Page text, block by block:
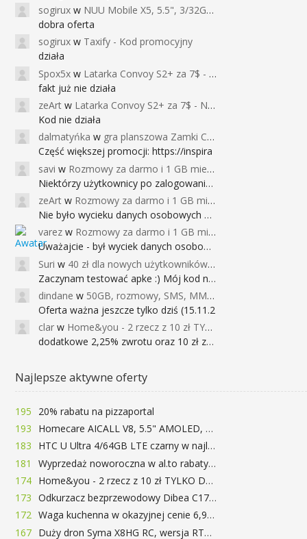
sogirux w NUU Mobile X5, 5.5", 3/32GB, czujnik linii papilarnych, 2950mAh, aparat 13MP za 267zł - Banggood
dobra oferta
sogirux w Taxify - Kod promocyjny
działa
Spox5x w Latarka Convoy S2+ za 7$ - Najniższa cena od 2017r
fakt już nie działa
zeArt w Latarka Convoy S2+ za 7$ - Najniższa cena od 2017r
Kod nie działa
dalmatyńka w gra planszowa Zamki Caladale za 39zł
Część większej promocji: https://inspira
savi w Rozmowy za darmo i 1 GB miesięcznie
Niektórzy użytkownicy po zalogowaniu do
zeArt w Rozmowy za darmo i 1 GB miesięcznie
Nie było wycieku danych osobowych a nieo
varez w Rozmowy za darmo i 1 GB miesięcznie
Uważajcie - był wyciek danych osobowych
Suri w 40 zł dla nowych użytkowników Google Pay (dawniej Android Pay)
Zaczynam testować apke :) Mój kod na 40
dindane w 50GB, rozmowy, SMS, MMS bez limitu przez 6 miesięcy za darmo za przeniesienie numeru do Play NEXT
Oferta ważna jeszcze tylko dziś (15.11.2
clar w Home&you - 2 rzecz z 10 zł TYLKO DZISIAJ
dodatkowe 2,25% zwrotu oraz 10 zł za r
Najlepsze aktywne oferty
195
20% rabatu na pizzaportal
193
Homecare AICALL V8, 5.5" AMOLED, 4/128GB, Snapdragon 652, LTE, QC3.0, 3400mAh za 416zł
183
HTC U Ultra 4/64GB LTE czarny w najlepszej cenie na rynku 799 zł!!!
181
Wyprzedaż noworoczna w al.to rabaty do 72%
174
Home&you - 2 rzecz z 10 zł TYLKO DZISIAJ
173
Odkurzacz bezprzewodowy Dibea C17 za 77.99$ (~290zł)
172
Waga kuchenna w okazyjnej cenie 6,99$
167
Duży dron Syma X8HG RC, wersja RTF, kamera 8MP za 62$ (~233zł) - TomTop